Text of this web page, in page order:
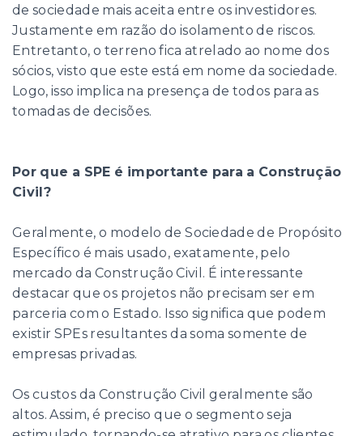
de sociedade mais aceita entre os investidores.
Justamente em razão do isolamento de riscos.
Entretanto, o terreno fica atrelado ao nome dos
sócios, visto que este está em nome da sociedade.
Logo, isso implica na presença de todos para as
tomadas de decisões.
Por que a SPE é importante para a Construção
Civil?
Geralmente, o modelo de Sociedade de Propósito
Específico é mais usado, exatamente, pelo
mercado da Construção Civil. É interessante
destacar que os projetos não precisam ser em
parceria com o Estado. Isso significa que podem
existir SPEs resultantes da soma somente de
empresas privadas.
Os custos da Construção Civil geralmente são
altos. Assim, é preciso que o segmento seja